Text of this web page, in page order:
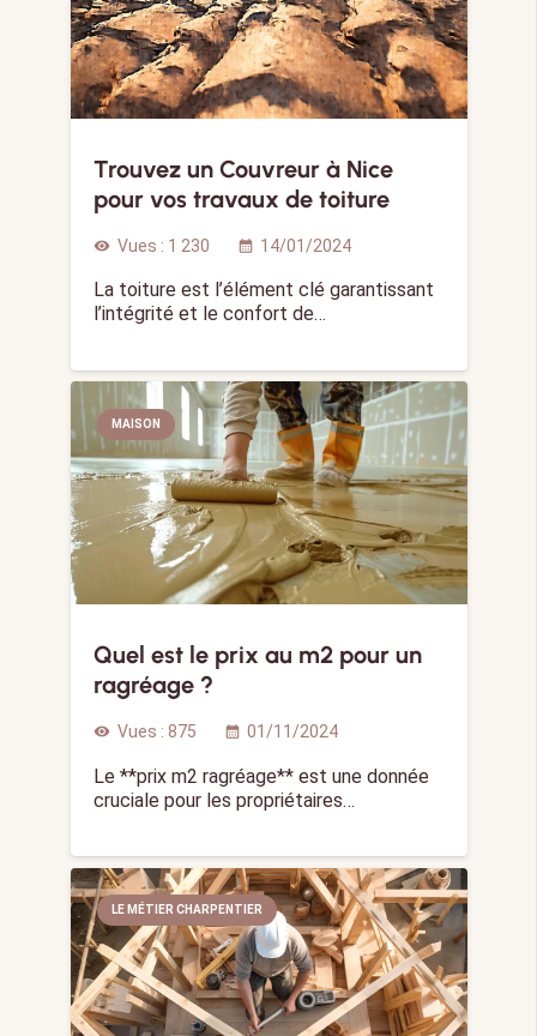
Trouvez un Couvreur à Nice
pour vos travaux de toiture
visibility Vues : 1 230 calendar_month 14/01/2024
La toiture est l’élément clé garantissant
l’intégrité et le confort de…
MAISON
Quel est le prix au m2 pour un
ragréage ?
visibility Vues : 875 calendar_month 01/11/2024
Le **prix m2 ragréage** est une donnée
cruciale pour les propriétaires…
LE MÉTIER CHARPENTIER